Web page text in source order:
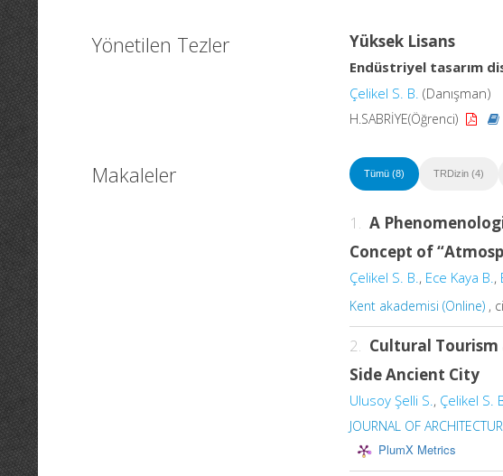
Yönetilen Tezler Yüksek Lisans
Endüstriyel tasarım
Çelikel S. B. (Danışman)
H.SABRİYE(Öğrenci)
Makaleler Tümü (8) TRDizin (4)
1. A
Concept of
Çelikel S. B., Ece Kaya B.,
Kent akademisi (Online) ,
2. Cultural
Side Ancient City
Ulusoy Şelli S., Çelikel S.
JOURNAL OF
PlumX Metrics